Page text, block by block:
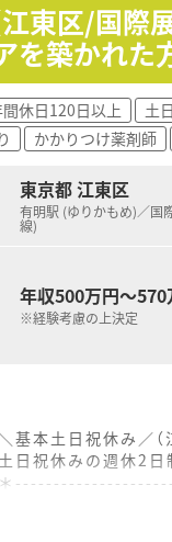
東区/国際
を築かれた
休日120日以上 土
かかりつけ薬剤師
東京都 江東区
有明駅 (ゆりかもめ)／国
線)
年収500万円～570
※経験考慮の上決定
基本土日祝休み／（
土日祝休みの週休2日
＊
■国際展示場駅およ